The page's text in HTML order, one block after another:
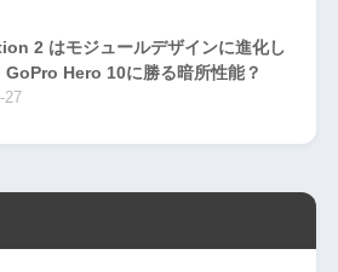
2 はモジュールデザインに進化し
GoPro Hero 10に勝る暗所性能？
27